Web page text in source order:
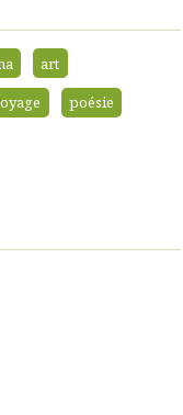
art
poésie